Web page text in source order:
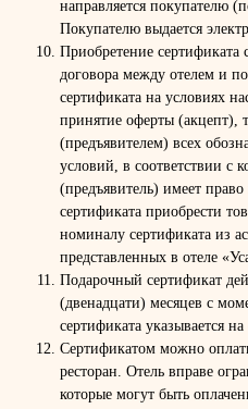
направляется покупателю
Покупателю выдается
Приобретение сертификата
договора между отелем и
сертификата на условиях
принятие оферты (акцепт),
(предъявителем) всех
условий, в соответствии с
(предъявитель) имеет
сертификата приобрести
номиналу сертификата из
представленных в отеле
Подарочный сертификат
(двенадцати) месяцев с
сертификата указывается
Сертификатом можно
ресторан. Отель вправе
которые могут быть